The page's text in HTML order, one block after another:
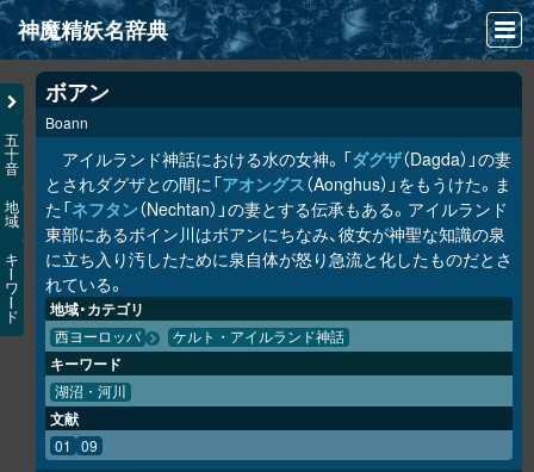
神魔精妖名辞典
NEWS
INFO
文献
検索
凖項目
画像資料便覧
LINK
五
十
音
地
域
キ
ワ
ド
ボアン
Boann
アイルランド神話における水の女神。「ダグザ（Dagda）」の妻
とされダグザとの間に「アオングス（Aonghus）」をもうけた。ま
た「ネフタン（Nechtan）」の妻とする伝承もある。アイルランド
東部にあるボイン川はボアンにちなみ、彼女が神聖な知識の泉
に立ち入り汚したために泉自体が怒り急流と化したものだとさ
れている。
地域・カテゴリ
西ヨーロッパ ケルト・アイルランド神話
キーワード
湖沼・河川
文献
01 09